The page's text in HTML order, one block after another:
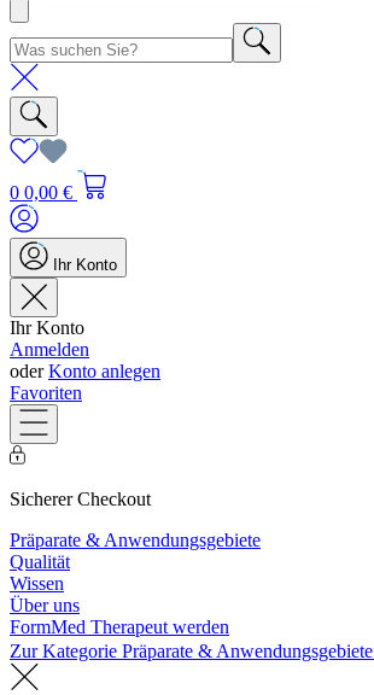
0 0,00 €
Ihr Konto
Ihr Konto
Anmelden
oderKonto anlegen
Favoriten
Sicherer Checkout
Präparate & Anwendungsgebiete
Qualität
Wissen
Über uns
FormMed Therapeut werden
Zur Kategorie Präparate & Anwendungsgebiete